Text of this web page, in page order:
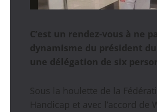
C’est un rendez-vous à ne
dynamisme du président
une délégation de six
Sous la houlette de la
Handicap et avec l’accord